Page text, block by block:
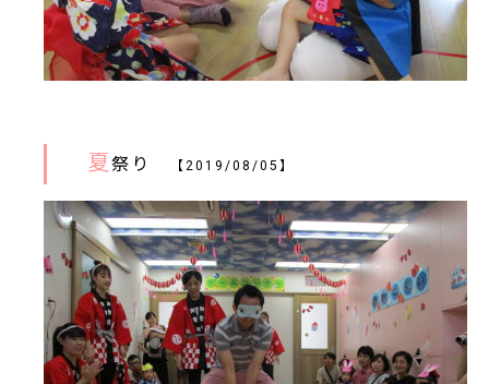
夏祭り 【2019/08/05】